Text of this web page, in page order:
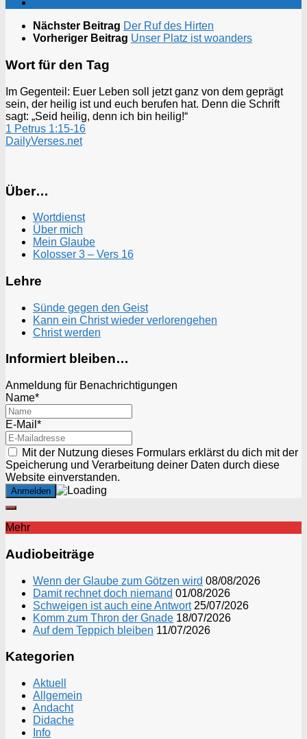
Nächster Beitrag Der Ruf des Hirten
Vorheriger Beitrag Unser Platz ist woanders
Wort für den Tag
Im Gegenteil: Euer Leben soll jetzt ganz von dem geprägt
sein, der heilig ist und euch berufen hat. Denn die Schrift
sagt: „Seid heilig, denn ich bin heilig!“
1 Petrus 1:15-16
DailyVerses.net
Über…
Wortdienst
Über mich
Mein Glaube
Kolosser 3 – Vers 16
Lehre
Sünde gegen den Geist
Kann ein Christ wieder verlorengehen
Christ werden
Informiert bleiben…
Anmeldung für Benachrichtigungen
Name*
E-Mail*
Mit der Nutzung dieses Formulars erklärst du dich mit der
Speicherung und Verarbeitung deiner Daten durch diese
Website einverstanden.
Mehr
Audiobeiträge
Wenn der Glaube zum Götzen wird 08/08/2026
Damit rechnet doch niemand 01/08/2026
Schweigen ist auch eine Antwort 25/07/2026
Komm zum Thron der Gnade 18/07/2026
Auf dem Teppich bleiben 11/07/2026
Kategorien
Aktuell
Allgemein
Andacht
Didache
Info